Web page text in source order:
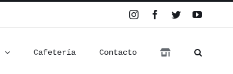
InstagramFacebook
Twitter
Cafetería Contacto